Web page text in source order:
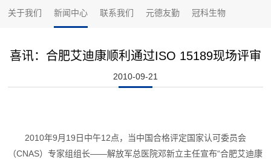
关于我们 新闻中心 联系我们 元德友勤 冠科生物
喜讯：合肥艾迪康顺利通过ISO 15189现场评审
2010-09-21
2010年9月19日中午12点，当中国合格评定国家认可委员会
（CNAS）专家组组长——解放军总医院邓新立主任宣布“合肥艾迪康